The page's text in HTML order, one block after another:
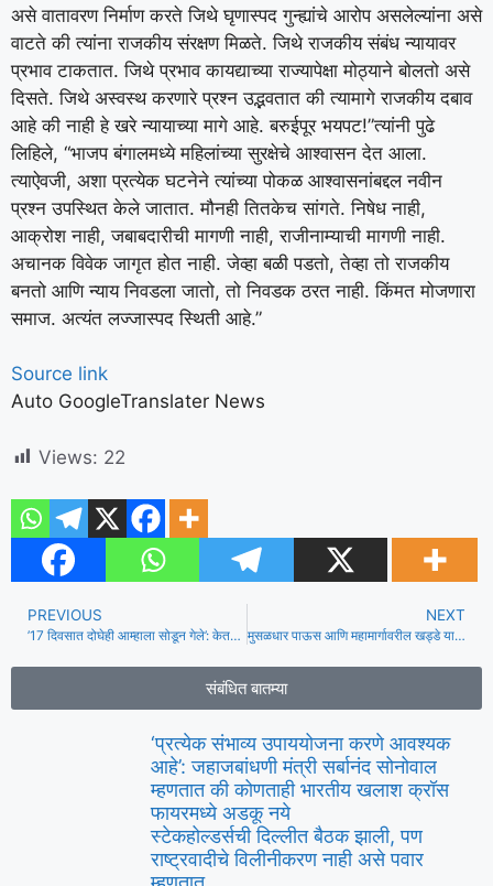
असे वातावरण निर्माण करते जिथे घृणास्पद गुन्ह्यांचे आरोप असलेल्यांना असे
वाटते की त्यांना राजकीय संरक्षण मिळते. जिथे राजकीय संबंध न्यायावर
प्रभाव टाकतात. जिथे प्रभाव कायद्याच्या राज्यापेक्षा मोठ्याने बोलतो असे
दिसते. जिथे अस्वस्थ करणारे प्रश्न उद्भवतात की त्यामागे राजकीय दबाव
आहे की नाही हे खरे न्यायाच्या मागे आहे. बरुईपूर भयपट!”त्यांनी पुढे
लिहिले, “भाजप बंगालमध्ये महिलांच्या सुरक्षेचे आश्वासन देत आला.
त्याऐवजी, अशा प्रत्येक घटनेने त्यांच्या पोकळ आश्वासनांबद्दल नवीन
प्रश्न उपस्थित केले जातात. मौनही तितकेच सांगते. निषेध नाही,
आक्रोश नाही, जबाबदारीची मागणी नाही, राजीनाम्याची मागणी नाही.
अचानक विवेक जागृत होत नाही. जेव्हा बळी पडतो, तेव्हा तो राजकीय
बनतो आणि न्याय निवडला जातो, तो निवडक ठरत नाही. किंमत मोजणारा
समाज. अत्यंत लज्जास्पद स्थिती आहे.”
Source link
Auto GoogleTranslater News
Views: 22
PREVIOUS
’17 दिवसात दोघेही आम्हाला सोडून गेले’: केतन अग्रवालच्या काकांनी रियाल्टरच्या मृत्यूनंतर आजोबांना दिलेला धक्का आठवला.
NEXT
मुसळधार पाऊस आणि महामार्गावरील खड्डे यामुळे मुंबई विमानतळावर पोहोचण्यासाठी एका कुटुंबाचा प्रवास न संपणारा, अयशस्वी ठरला
संबंधित बातम्या
‘प्रत्येक संभाव्य उपाययोजना करणे आवश्यक
आहे’: जहाजबांधणी मंत्री सर्बानंद सोनोवाल
म्हणतात की कोणताही भारतीय खलाश क्रॉस
फायरमध्ये अडकू नये
स्टेकहोल्डर्सची दिल्लीत बैठक झाली, पण
राष्ट्रवादीचे विलीनीकरण नाही असे पवार